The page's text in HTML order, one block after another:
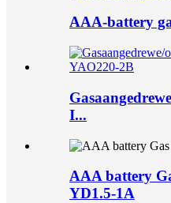
AAA-battery
I...
AAA battery
YD1.5-1A